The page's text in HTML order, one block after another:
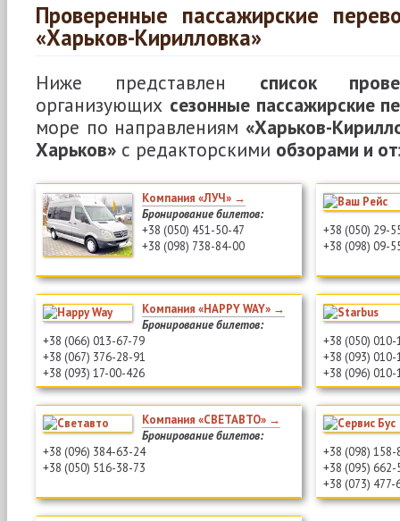
Проверенные пассажирские
«Харьков-Кирилловка»
Ниже представлен список
организующих сезонные пассажирские
море по направлениям «Харьков-
Харьков» с редакторскими обзорами и
Компания «ЛУЧ» →
Бронирование билетов:
+38 (050) 451-50-47
+38 (098) 738-84-00
+38 (050) 29-
+38 (098) 09-
Компания «HAPPY WAY» →
Бронирование билетов:
+38 (066) 013-67-79
+38 (067) 376-28-91
+38 (093) 17-00-426
+38 (050)
+38 (093)
+38 (096)
Компания «СВЕТАВТО» →
Бронирование билетов:
+38 (096) 384-63-24
+38 (050) 516-38-73
+38 (098)
+38 (095)
+38 (073) 477-